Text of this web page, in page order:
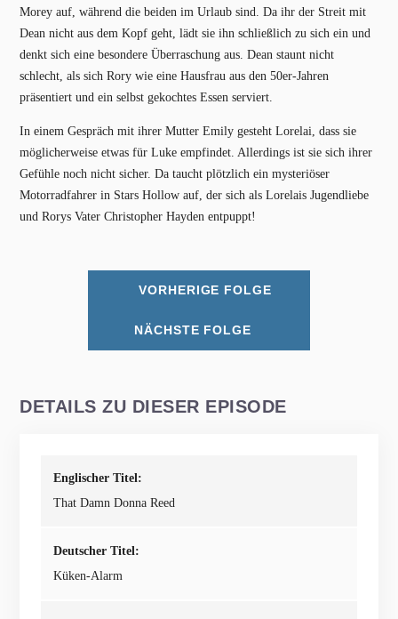
Morey auf, während die beiden im Urlaub sind. Da ihr der Streit mit
Dean nicht aus dem Kopf geht, lädt sie ihn schließlich zu sich ein und
denkt sich eine besondere Überraschung aus. Dean staunt nicht
schlecht, als sich Rory wie eine Hausfrau aus den 50er-Jahren
präsentiert und ein selbst gekochtes Essen serviert.
In einem Gespräch mit ihrer Mutter Emily gesteht Lorelai, dass sie
möglicherweise etwas für Luke empfindet. Allerdings ist sie sich ihrer
Gefühle noch nicht sicher. Da taucht plötzlich ein mysteriöser
Motorradfahrer in Stars Hollow auf, der sich als Lorelais Jugendliebe
und Rorys Vater Christopher Hayden entpuppt!
VORHERIGE FOLGE
NÄCHSTE FOLGE
DETAILS ZU DIESER EPISODE
Englischer Titel:
That Damn Donna Reed
Deutscher Titel:
Küken-Alarm